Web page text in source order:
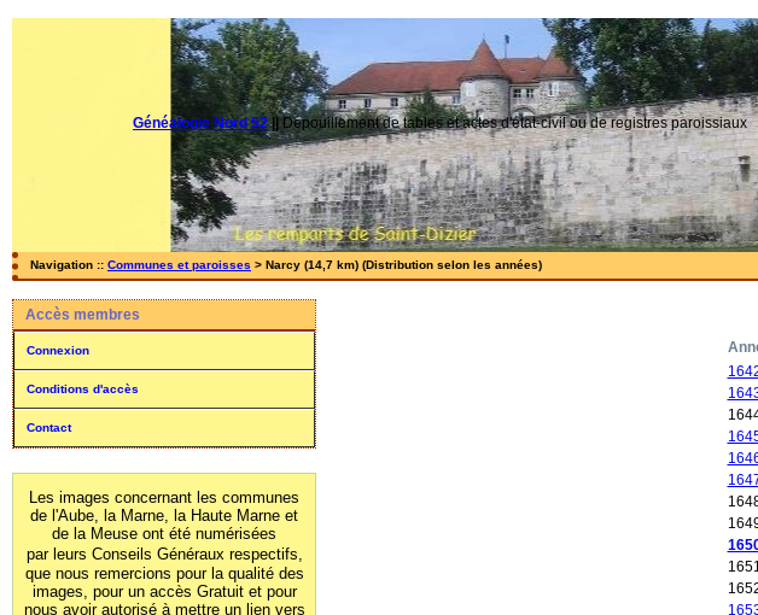
Généalogie Nord 52|| Dépouillement de tables et actes d'état-civil ou de registres paroissiaux
Navigation :: Communes et paroisses > Narcy (14,7 km) (Distribution selon les années)
Accès membres
Connexion
Conditions d'accès
Contact
Les images concernant les communes
de l'Aube, la Marne, la Haute Marne et
de la Meuse ont été numérisées
par leurs Conseils Généraux respectifs,
que nous remercions pour la qualité des
images, pour un accès Gratuit et pour
nous avoir autorisé à mettre un lien vers
1651